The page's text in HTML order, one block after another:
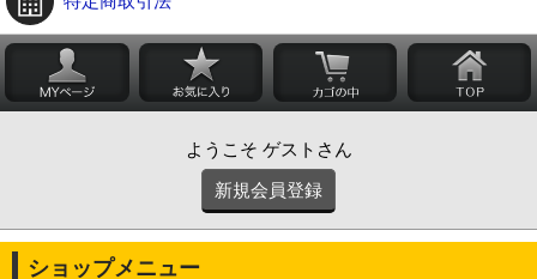
ようこそ ゲストさん
新規会員登録
ショップメニュー